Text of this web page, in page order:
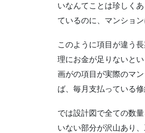
いなんてことは珍しく
ているのに、マンショ
このように項目が違う
理にお金が足りないと
画がの項目が実際のマ
ば、毎月支払っている
では設計図で全ての数
いない部分が沢山あり